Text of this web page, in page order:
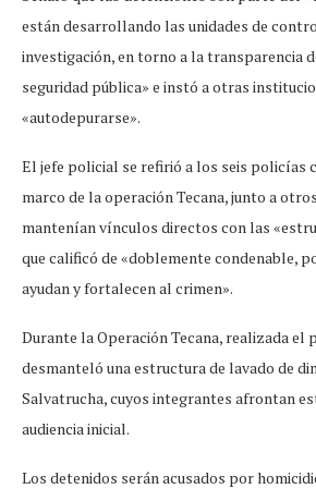
están desarrollando las unidades de
investigación, en torno a la transparencia
seguridad pública» e instó a otras
«autodepurarse».
El jefe policial se refirió a los seis policías
marco de la operación Tecana, junto a
mantenían vínculos directos con las
que calificó de «doblemente condenable,
ayudan y fortalecen al crimen».
Durante la Operación Tecana, realizada el
desmanteló una estructura de lavado de
Salvatrucha, cuyos integrantes afrontan
audiencia inicial.
Los detenidos serán acusados por